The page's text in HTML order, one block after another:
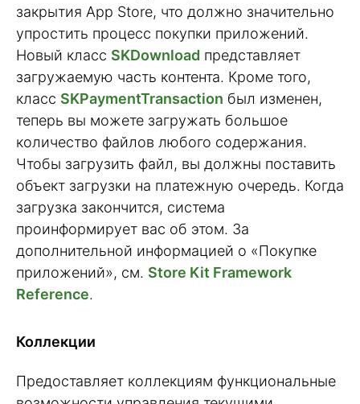
закрытия App Store, что должно значительно
упростить процесс покупки приложений.
Новый класс SKDownload представляет
загружаемую часть контента. Кроме того,
класс SKPaymentTransaction был изменен,
теперь вы можете загружать большое
количество файлов любого содержания.
Чтобы загрузить файл, вы должны поставить
объект загрузки на платежную очередь. Когда
загрузка закончится, система
проинформирует вас об этом. За
дополнительной информацией о «Покупке
приложений», см. Store Kit Framework
Reference.
Коллекции
Предоставляет коллекциям функциональные